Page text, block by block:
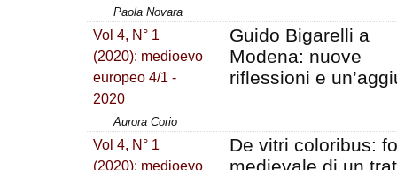
Paola Novara
Vol 4, N° 1
(2020): medioevo
europeo 4/1 -
2020
Guido Bigarelli a
Modena: nuove
riflessioni e
Aurora Corio
Vol 4, N° 1
(2020): medioevo
De vitri coloribus:
medievale di un